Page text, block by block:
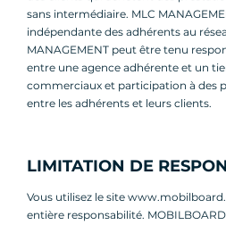
sans intermédiaire. MLC
indépendante des adhérents au
MANAGEMENT peut être tenu
entre une agence adhérente et un
commerciaux et participation à des
entre les adhérents et leurs clients.
LIMITATION DE
Vous utilisez le site
entière responsabilité.